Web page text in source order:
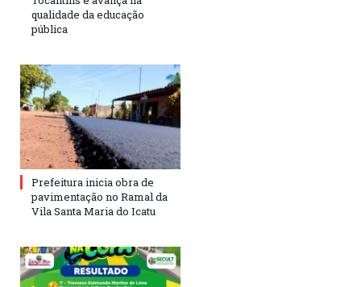
qualidade da educação
pública
Prefeitura inicia obra de
pavimentação no Ramal da
Vila Santa Maria do Icatu